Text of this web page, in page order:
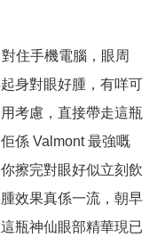
住手機電腦，眼周
身對眼好腫，有咩可
考慮，直接帶走這瓶
係 Valmont 最強嘅
擦完對眼好似立刻飲
效果真係一流，朝早
瓶神仙眼部精華現已